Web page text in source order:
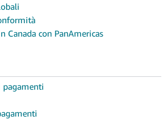
Canada con PanAmericas
pagamenti